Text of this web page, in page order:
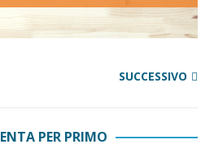
SUCCESSIVO
PER PRIMO